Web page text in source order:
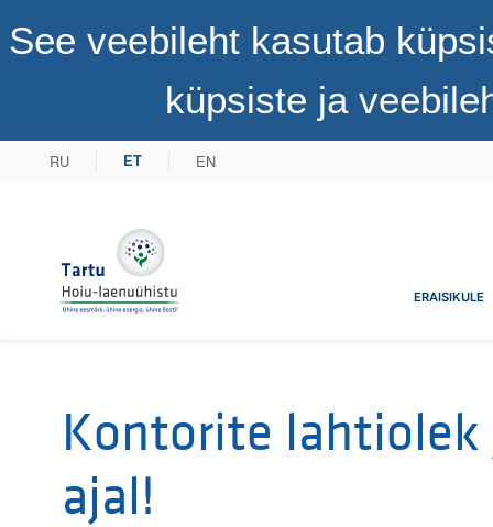
See veebileht kasutab
küpsiste ja
RU ET EN
Tartu Hoiu-laenuühistuERAISIKULE
Kontorite lahtiolek
ajal!